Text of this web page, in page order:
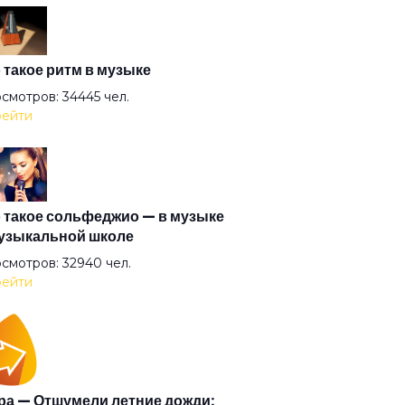
лошадь
металась вьюга
лодка
берега
автомобиля
такое ритм в музыке
34445 чел.
такое сольфеджио — в музыке
школе
32940 чел.
— Отшумели летние дожди: